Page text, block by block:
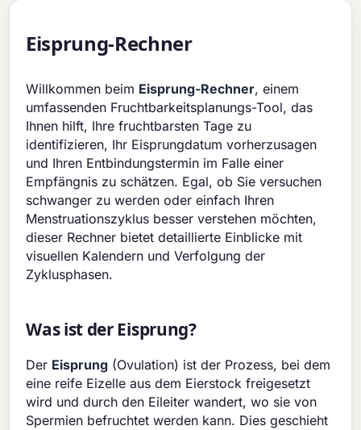
Eisprung-Rechner
Willkommen beim Eisprung-Rechner, einem
umfassenden Fruchtbarkeitsplanungs-Tool, das
Ihnen hilft, Ihre fruchtbarsten Tage zu
identifizieren, Ihr Eisprungdatum vorherzusagen
und Ihren Entbindungstermin im Falle einer
Empfängnis zu schätzen. Egal, ob Sie versuchen
schwanger zu werden oder einfach Ihren
Menstruationszyklus besser verstehen möchten,
dieser Rechner bietet detaillierte Einblicke mit
visuellen Kalendern und Verfolgung der
Zyklusphasen.
Was ist der Eisprung?
Der Eisprung (Ovulation) ist der Prozess, bei dem
eine reife Eizelle aus dem Eierstock freigesetzt
wird und durch den Eileiter wandert, wo sie von
Spermien befruchtet werden kann. Dies geschieht